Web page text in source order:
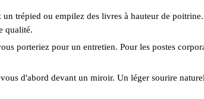
trépied ou empilez des livres à hauteur de
qualité.
porteriez pour un entretien. Pour les postes
d'abord devant un miroir. Un léger sourire